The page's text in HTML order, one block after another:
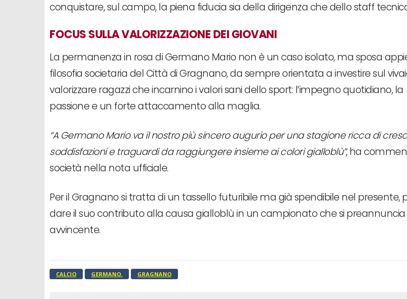
conquistare, sul campo, la piena fiducia sia della dirigenza che dello staff
FOCUS SULLA VALORIZZAZIONE DEI GIOVANI
La permanenza in rosa di Germano Mario non è un caso isolato, ma sposa
filosofia societaria del Città di Gragnano, da sempre orientata a investire sul
valorizzare ragazzi che incarnino i valori sani dello sport: l’impegno quotidiano, la
passione e un forte attaccamento alla maglia.
“A Germano Mario va il nostro più sincero augurio per una stagione ricca di
soddisfazioni e traguardi da raggiungere insieme ai colori gialloblù”, ha
società nella nota ufficiale.
Per il Gragnano si tratta di un tassello futuribile ma già spendibile nel presente,
dare il suo contributo alla causa gialloblù in un campionato che si preannuncia
avvincente.
CALCIO GERMANO. GRAGNANO